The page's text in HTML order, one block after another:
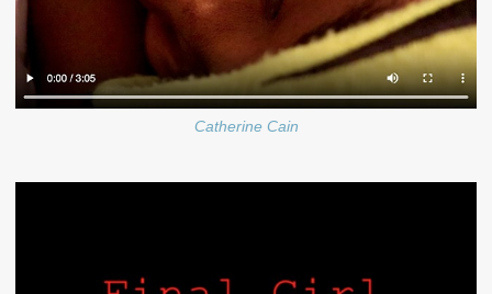
Catherine Cain